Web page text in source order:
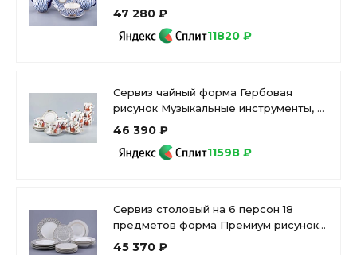
81.20942.00.1
47 280 ₽
11820 ₽
Сервиз чайный форма Гербовая
рисунок Музыкальные инструменты, 6
персон 14 предметов, арт.
46 390 ₽
11598 ₽
Сервиз столовый на 6 персон 18
предметов форма Премиум рисунок
Саламандра Грей, арт. 81.31632.00.1
45 370 ₽